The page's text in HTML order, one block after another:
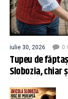
iulie 30, 2026 0
Tupeu de
Slobozia, chiar